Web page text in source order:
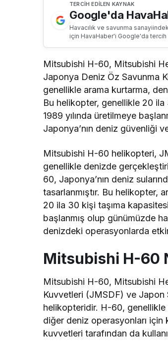
TERCIH EDILEN KAYNAK
Google'da
Havacılık ve savunma
için HavaHaber'i Google'da
Mitsubishi H-60, Mitsubishi
Japonya Deniz Öz Savunma
genellikle arama kurtarma,
Bu helikopter, genellikle 20
1989 yılında üretilmeye
Japonya’nın deniz güvenliği
Mitsubishi H-60 helikopteri,
genellikle denizde
60, Japonya’nın deniz
tasarlanmıştır. Bu helikopter,
20 ila 30 kişi taşıma
başlanmış olup günümüzde
denizdeki operasyonlarda
Mitsubishi H-60
Mitsubishi H-60, Mitsubishi
Kuvvetleri (JMSDF) ve Japon
helikopteridir. H-60, genellikle
diğer deniz operasyonları için
kuvvetleri tarafından da